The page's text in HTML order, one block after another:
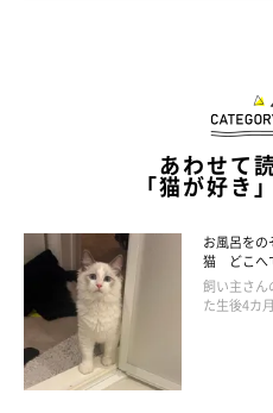
あわせて
「猫が好き
お風呂を
猫 どこへ
飼い主さん
た生後4カ